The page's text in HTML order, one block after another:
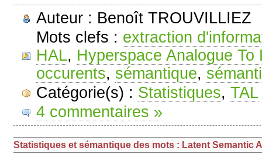
Auteur : Benoît TROUVILLIEZ
Mots clefs : extraction
HAL, Hyperspace Analogue To
occurents, sémantique,
Catégorie(s) : Statistiques, TAL
4 commentaires »
Statistiques et sémantique des mots : Latent Semantic